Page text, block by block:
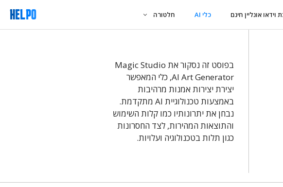
וידאו אונליין חינם כלי AI חלטורה
בפוסט זה נסקור את Magic Studio
AI Art Generator, כלי המאפשר
יצירת יצירות אמנות מרהיבות
באמצעות טכנולוגיית AI מתקדמת.
נבחן את יתרונותיו כמו קלות השימוש
והתוצאות המהירות, לצד החסרונות
כגון תלות בטכנולוגיה ועלויות.